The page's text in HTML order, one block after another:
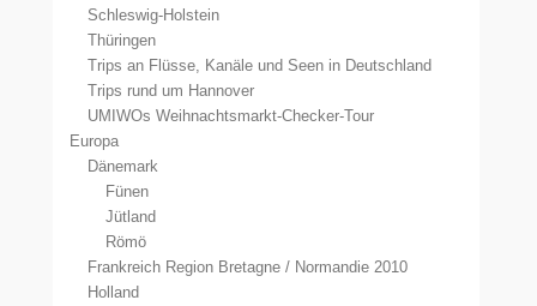
Schleswig-Holstein
Thüringen
Trips an Flüsse, Kanäle und Seen in Deutschland
Trips rund um Hannover
UMIWOs Weihnachtsmarkt-Checker-Tour
Europa
Dänemark
Fünen
Jütland
Römö
Frankreich Region Bretagne / Normandie 2010
Holland